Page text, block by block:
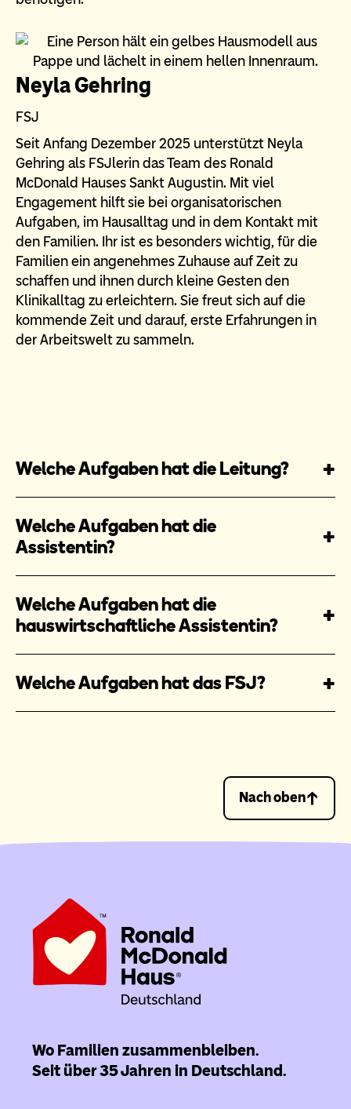
Neyla Gehring
FSJ
Seit Anfang Dezember 2025 unterstützt Neyla
Gehring als FSJlerin das Team des Ronald
McDonald Hauses Sankt Augustin. Mit viel
Engagement hilft sie bei organisatorischen
Aufgaben, im Hausalltag und in dem Kontakt mit
den Familien. Ihr ist es besonders wichtig, für die
Familien ein angenehmes Zuhause auf Zeit zu
schaffen und ihnen durch kleine Gesten den
Klinikalltag zu erleichtern. Sie freut sich auf die
kommende Zeit und darauf, erste Erfahrungen in
der Arbeitswelt zu sammeln.
Welche Aufgaben hat die Leitung?
Welche Aufgaben hat die
Assistentin?
Welche Aufgaben hat die
hauswirtschaftliche Assistentin?
Welche Aufgaben hat das FSJ?
Nach oben
Wo Familien zusammenbleiben.
Seit über 35 Jahren in Deutschland.